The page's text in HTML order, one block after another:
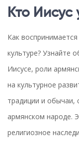
Кто Иисус
Как
культуре? Узнайте
Иисусе, роли
на культурное
традиции и обычаи,
армянском народе.
религиозное